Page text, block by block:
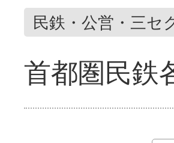
民鉄・公営・三セ
首都圏民